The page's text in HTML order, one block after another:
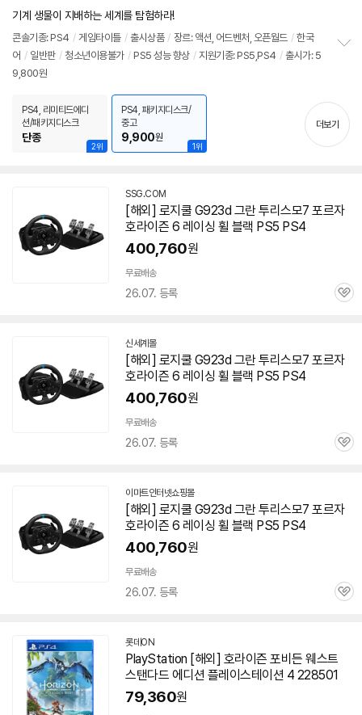
견
점
리
뷰
기계 생물이 지배하는 세계를 탐험하라!
콘솔기종: PS4 / 게임타이틀 / 출시상품 / 장르: 액션, 어드벤처, 오픈월드 / 한국
어 / 일반판 / 청소년이용불가 / PS5 성능 향상 / 지원기종: PS5,PS4 / 출시가: 5
9,800원
기
2위
PS4, 리미티드에디
션/패키지디스크
단종
1위
PS4, 패키지디스크/
중고
9,900원
더보기
SSG.COM
[해외] 로지쿨 G923d 그란 투리스모7 포르자
호라이즌 6 레이싱 휠 블랙 PS5 PS4
400,760원
무료배송
26.07. 등록
관
신세계몰
[해외] 로지쿨 G923d 그란 투리스모7 포르자
호라이즌 6 레이싱 휠 블랙 PS5 PS4
400,760원
무료배송
26.07. 등록
관
이마트인터넷쇼핑몰
[해외] 로지쿨 G923d 그란 투리스모7 포르자
호라이즌 6 레이싱 휠 블랙 PS5 PS4
400,760원
무료배송
26.07. 등록
관
롯데ON
PlayStation [해외] 호라이즌 포비든 웨스트
스탠다드 에디션 플레이스테이션 4 228501
79,360원